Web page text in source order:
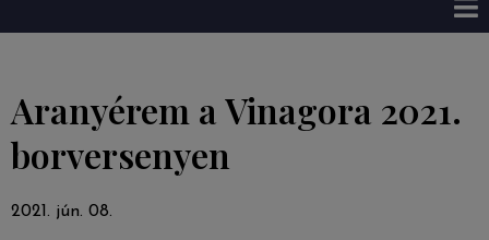
Aranyérem a Vinagora 2021.
borversenyen
2021. jún. 08.